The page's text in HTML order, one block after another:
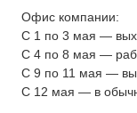
Офис компании:
С 1 по 3 мая —
С 4 по 8 мая —
С 9 по 11 мая —
С 12 мая — в